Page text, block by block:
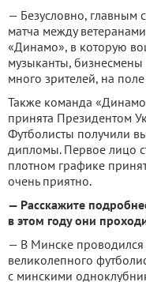
— Безусловно, главным
матча между
«Динамо», в которую
музыканты,
много зрителей, на
Также команда
принята Президентом
Футболисты получили
дипломы. Первое лицо
плотном графике
очень приятно.
— Расскажите
в этом году они
— В Минске проводился
великолепного
с минскими